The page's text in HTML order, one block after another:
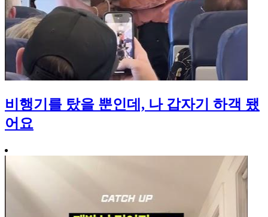
비행기를 탔을 뿐인데, 나 갑자기 하객 됐
어요